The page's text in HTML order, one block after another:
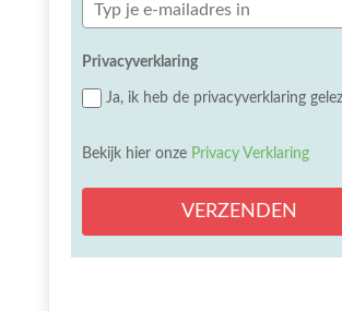
Privacyverklaring
Ja, ik heb de privacyverklaring
Bekijk hier onze Privacy Verklaring
VERZENDEN